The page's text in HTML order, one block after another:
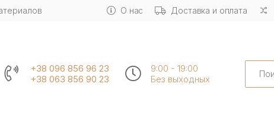
О нас Доставка и оплата
+38 096 856 96 23
+38 063 856 90 23
9:00 - 19:00
Без выходных
Search